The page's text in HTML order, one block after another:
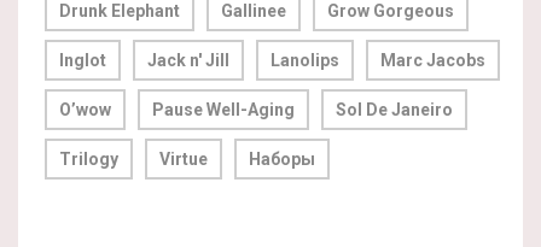
Drunk Elephant Gallinee Grow Gorgeous
Inglot Jack n' Jill Lanolips Marc Jacobs
O’wow Pause Well-Aging Sol De Janeiro
Trilogy Virtue Наборы